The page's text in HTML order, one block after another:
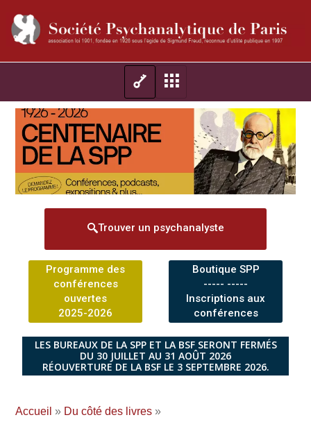
Trouver un psychanalyste
Programme des
conférences
ouvertes
2025-2026
Boutique SPP
----- -----
Inscriptions aux
conférences
LES BUREAUX DE LA SPP ET LA BSF SERONT FERMÉS
DU 30 JUILLET AU 31 AOÛT 2026
RÉOUVERTURE DE LA BSF LE 3 SEPTEMBRE 2026.
Accueil » Du côté des livres »